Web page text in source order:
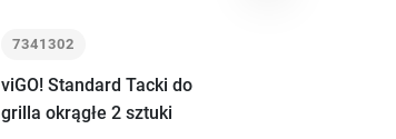
7341302
viGO! Standard Tacki do
grilla okrągłe 2 sztuki